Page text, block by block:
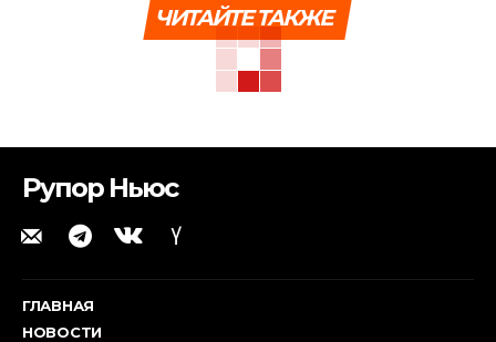
ЧИТАЙТЕ ТАКЖЕ
Рупор Ньюс
ГЛАВНАЯ
НОВОСТИ